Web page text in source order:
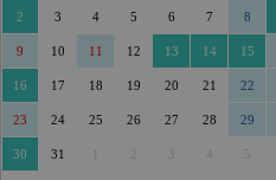
2 3 4 5 6 7 8
9 10 11 12 13 14 15
16 17 18 19 20 21 22
23 24 25 26 27 28 29
30 31 3 4 5